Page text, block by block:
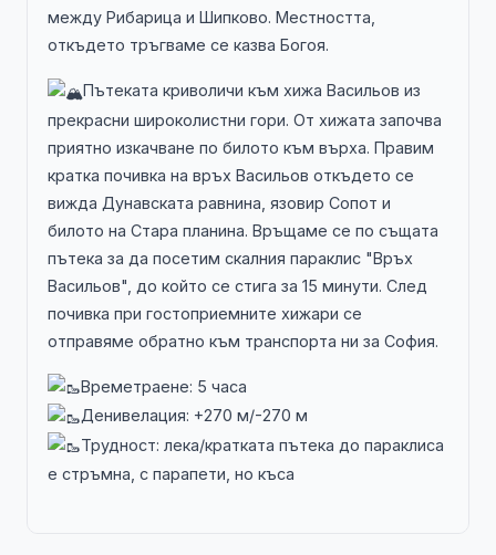
между Рибарица и Шипково. Местността,
откъдето тръгваме се казва Богоя.
Пътеката криволичи към хижа Васильов из
прекрасни широколистни гори. От хижата започва
приятно изкачване по билото към върха. Правим
кратка почивка на връх Васильов откъдето се
вижда Дунавската равнина, язовир Сопот и
билото на Стара планина. Връщаме се по същата
пътека за да посетим скалния параклис "Връх
Васильов", до който се стига за 15 минути. След
почивка при гостоприемните хижари се
отправяме обратно към транспорта ни за София.
Времетраене: 5 часа
Денивелация: +270 м/-270 м
Трудност: лека/кратката пътека до параклиса
е стръмна, с парапети, но къса